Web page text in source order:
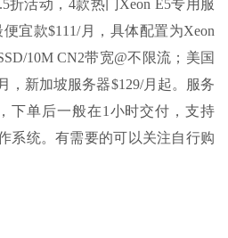
折活动，4款热门Xeon E5专用服
便宜款$111/月，具体配置为Xeon
10M CN2带宽@不限流；美国
，新加坡服务器$129/月起。服务
下单后一般在1小时交付，支持
系统。有需要的可以关注自行购